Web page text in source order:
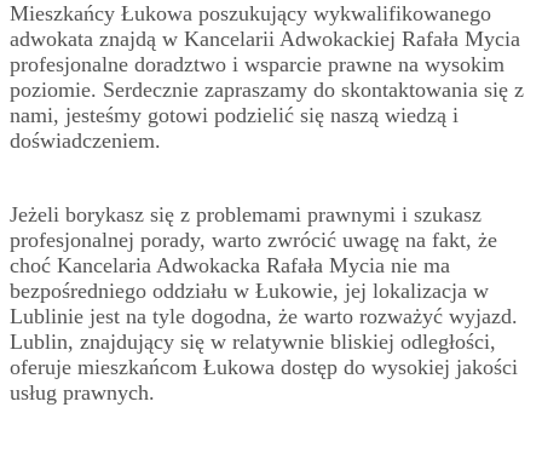
Mieszkańcy Łukowa poszukujący wykwalifikowanego
adwokata znajdą w Kancelarii Adwokackiej Rafała Mycia
profesjonalne doradztwo i wsparcie prawne na wysokim
poziomie. Serdecznie zapraszamy do skontaktowania się z
nami, jesteśmy gotowi podzielić się naszą wiedzą i
doświadczeniem.
Jeżeli borykasz się z problemami prawnymi i szukasz
profesjonalnej porady, warto zwrócić uwagę na fakt, że
choć Kancelaria Adwokacka Rafała Mycia nie ma
bezpośredniego oddziału w Łukowie, jej lokalizacja w
Lublinie jest na tyle dogodna, że warto rozważyć wyjazd.
Lublin, znajdujący się w relatywnie bliskiej odległości,
oferuje mieszkańcom Łukowa dostęp do wysokiej jakości
usług prawnych.